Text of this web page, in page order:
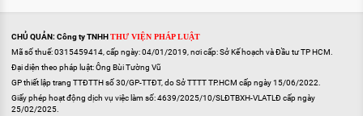
CHỦ QUẢN: Công ty TNHHTHƯ VIỆN PHÁP LUẬT
Mã số thuế: 0315459414, cấp ngày: 04/01/2019, nơi cấp: Sở Kế hoạch và Đầu tư TP HCM.
Đại diện theo pháp luật: Ông Bùi Tường Vũ
GP thiết lập trang TTĐTTH số 30/GP-TTĐT, do Sở TTTT TP.HCM cấp ngày 15/06/2022.
Giấy phép hoạt động dịch vụ việc làm số: 4639/2025/10/SLĐTBXH-VLATLĐ cấp ngày
25/02/2025.